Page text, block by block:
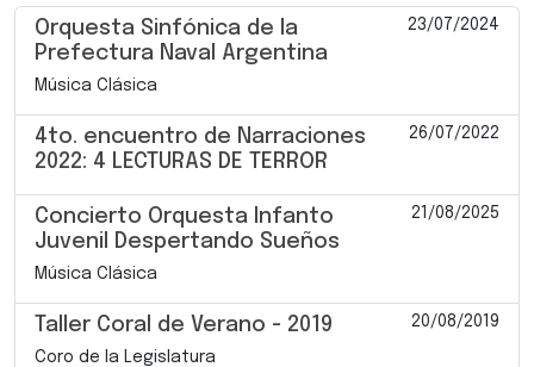
Orquesta Sinfónica de la
Prefectura Naval Argentina
23/07/2024
Música Clásica
4to. encuentro de Narraciones
2022: 4 LECTURAS DE TERROR
26/07/2022
Concierto Orquesta Infanto
Juvenil Despertando Sueños
21/08/2025
Música Clásica
Taller Coral de Verano - 2019 20/08/2019
Coro de la Legislatura